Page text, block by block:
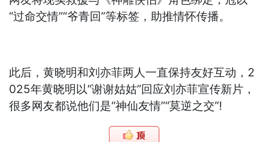
“过命交情”“爷青回”等标签，助推情怀传播。
此后，黄晓明和刘亦菲两人一直保持友好互动，2
025年黄晓明以“谢谢姑姑”回应刘亦菲宣传新片，
很多网友都说他们是“神仙友情”“莫逆之交”!